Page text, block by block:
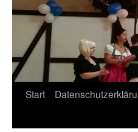
Springe
Start